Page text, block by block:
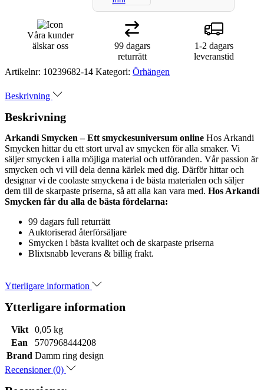
Våra kunder
älskar oss
99 dagars
returrätt
1-2 dagars
leveranstid
Artikelnr: 10239682-14 Kategori: Örhängen
Beskrivning
Beskrivning
Arkandi Smycken – Ett smyckesuniversum online Hos Arkandi
Smycken hittar du ett stort urval av smycken för alla smaker. Vi
säljer smycken i alla möjliga material och utföranden. Vår passion är
smycken och vi vill dela denna kärlek med dig. Därför hittar och
designar vi de coolaste smyckena i de bästa materialen och säljer
dem till de skarpaste priserna, så att alla kan vara med. Hos Arkandi
Smycken får du alla de bästa fördelarna:
99 dagars full returrätt
Auktoriserad återförsäljare
Smycken i bästa kvalitet och de skarpaste priserna
Blixtsnabb leverans & billig frakt.
Ytterligare information
Ytterligare information
Vikt
0,05 kg
Ean
5707968444208
Brand Damm ring design
Recensioner (0)